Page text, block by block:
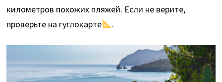
километров похожих пляжей. Если не верите,
проверьте на гуглокарте
.